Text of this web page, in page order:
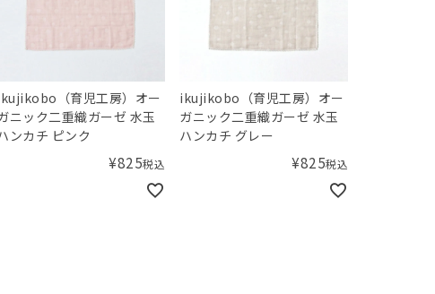
（育児工房）オー
ニック二重織ガーゼ 水玉
ンカチ ピンク
¥825税込
ikujikobo（育児工房）オー
ガニック二重織ガーゼ 水玉
ハンカチ グレー
¥825税込